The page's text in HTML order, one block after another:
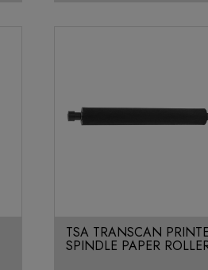
TSA TRANSCAN
SPINDLE PAPER